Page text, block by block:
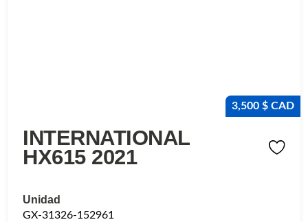
3,500 $ CAD
INTERNATIONAL
HX615 2021
Unidad
GX-31326-152961